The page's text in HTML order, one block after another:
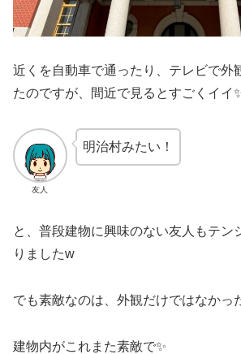
近くを自動車で通ったり、テレビで外
たのですが、間近で見るとすごくイイ
友人
明治村みたい！
と、普段建物に興味のない友人もテン
りましたw
でも素敵なのは、外観だけではなかっ
建物内がこれまた素敵で✨